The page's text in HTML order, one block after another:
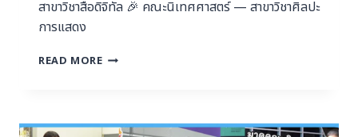
สาขาวิชาสื่อดิจิทัล 🎉 คณะนิเทศศาสตร์ — สาขาวิชาศิลปะ
การแสดง
READ MORE